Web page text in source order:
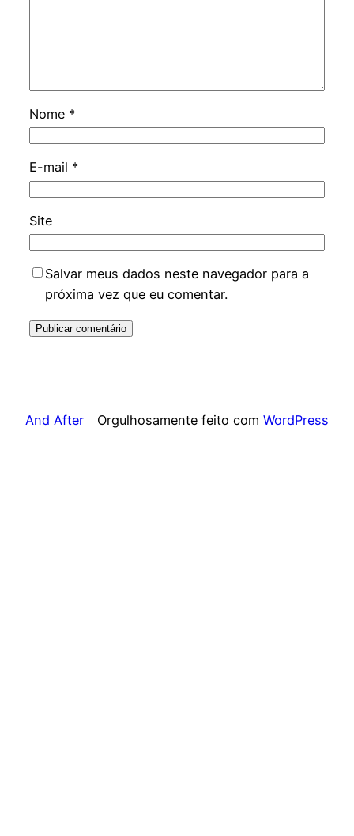
Nome *
E-mail *
Site
Salvar meus dados neste navegador para a
próxima vez que eu comentar.
And After Orgulhosamente feito com WordPress